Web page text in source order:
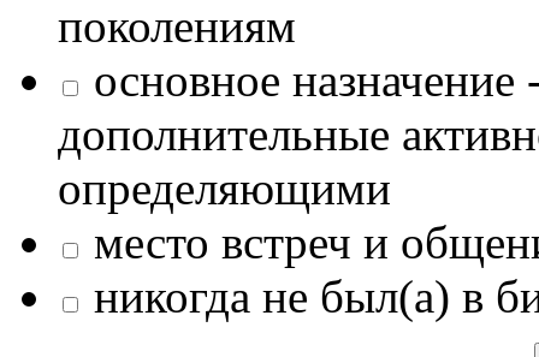
поколениям
основное назначение
дополнительные
определяющими
место встреч и
никогда не был(а) в